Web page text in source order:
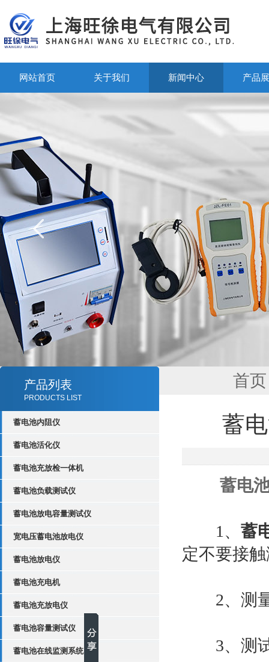
网站首页 关于我们 新闻中心 产品
产品列表
PRODUCTS LIST
蓄电池内阻仪
蓄电池活化仪
蓄电池充放检一体机
蓄电池负载测试仪
蓄电池放电容量测试仪
宽电压蓄电池放电仪
蓄电池放电仪
蓄电池充电机
蓄电池充放电仪
蓄电池容量测试仪
蓄电池在线监测系统
首页
蓄
蓄电
1、 蓄
定不要接
2、测量
3、测试